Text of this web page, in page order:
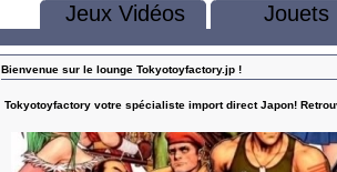
Jeux Vidéos Jouets
Bienvenue sur le lounge Tokyotoyfactory.jp !
Tokyotoyfactory votre spécialiste import direct Japon!